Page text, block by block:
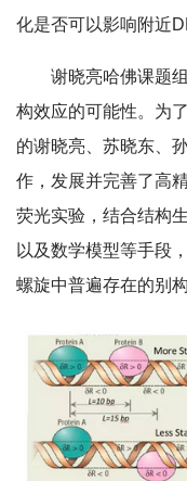
化是否可以影响附近
谢晓亮哈佛课题
构效应的可能性。为
的谢晓亮、苏晓东、
作，发展并完善了高
荧光实验，结合结构
以及数学模型等手段
螺旋中普遍存在的别构